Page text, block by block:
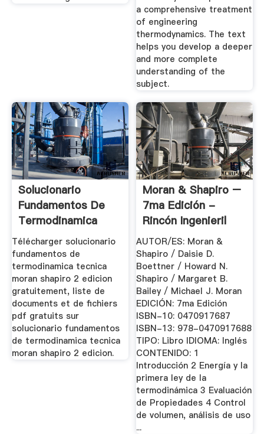
a comprehensive treatment
of engineering
thermodynamics. The text
helps you develop a deeper
and more complete
understanding of the
subject.
Solucionario
Fundamentos De
Termodinamica
Tecnica Moran ...
Télécharger solucionario
fundamentos de
termodinamica tecnica
moran shapiro 2 edicion
gratuitement, liste de
documents et de fichiers
pdf gratuits sur
solucionario fundamentos
de termodinamica tecnica
moran shapiro 2 edicion.
Moran & Shapiro –
7ma Edición -
Rincón Ingenieril
AUTOR/ES: Moran &
Shapiro / Daisie D.
Boettner / Howard N.
Shapiro / Margaret B.
Bailey / Michael J. Moran
EDICIÓN: 7ma Edición
ISBN-10: 0470917687
ISBN-13: 978-0470917688
TIPO: Libro IDIOMA: Inglés
CONTENIDO: 1
Introducción 2 Energía y la
primera ley de la
termodinámica 3 Evaluación
de Propiedades 4 Control
de volumen, análisis de uso
...